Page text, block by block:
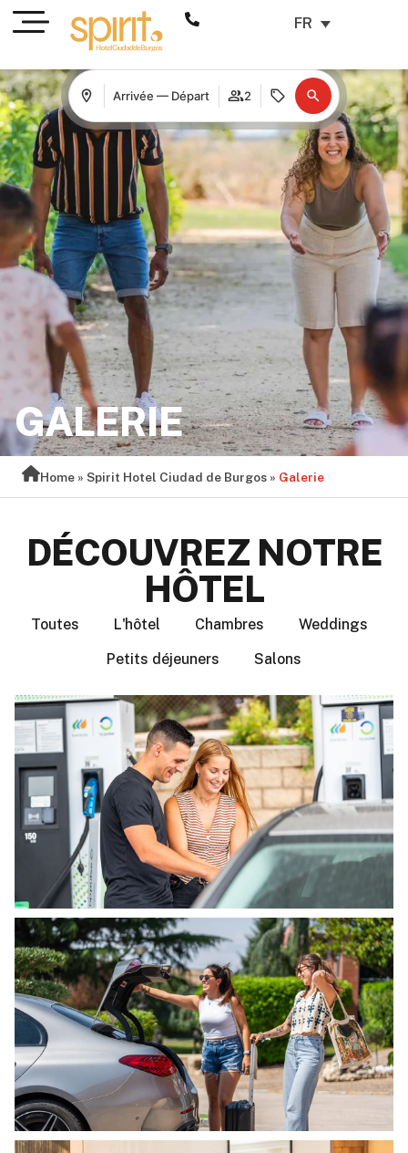
FR
Arrivée — Départ 2
GALERIE
Home »Spirit Hotel Ciudad de Burgos » Galerie
DÉCOUVREZ NOTRE
HÔTEL
Toutes L'hôtel Chambres
Weddings
Petits déjeuners
Salons